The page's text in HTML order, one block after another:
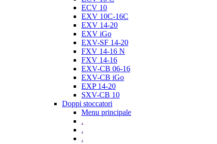
ECV 10
EXV 10C-16C
EXV 14-20
EXV iGo
EXV-SF 14-20
FXV 14-16 N
FXV 14-16
EXV-CB 06-16
EXV-CB iGo
EXP 14-20
SXV-CB 10
Doppi stoccatori
Menu principale
.
.
.